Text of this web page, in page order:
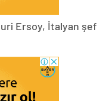
Ersoy, İtalyan şef